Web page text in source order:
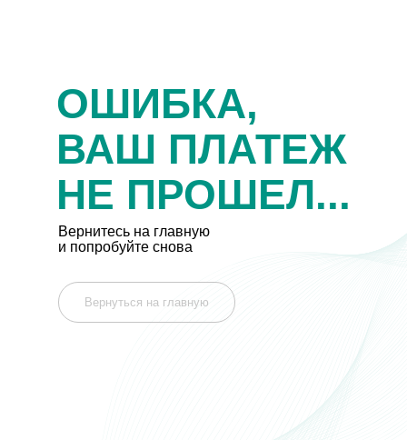
ОШИБКА,
ВАШ ПЛАТЕЖ
НЕ ПРОШЕЛ...
Вернитесь на главную
и попробуйте снова
Вернуться на главную